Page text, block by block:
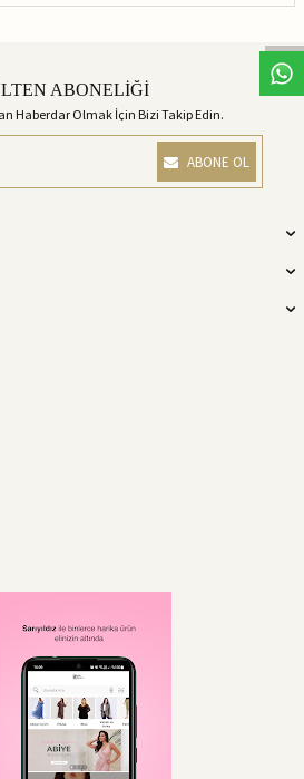
ABONELİĞİ
Haberdar Olmak İçin Bizi Takip Edin.
ABONE OL